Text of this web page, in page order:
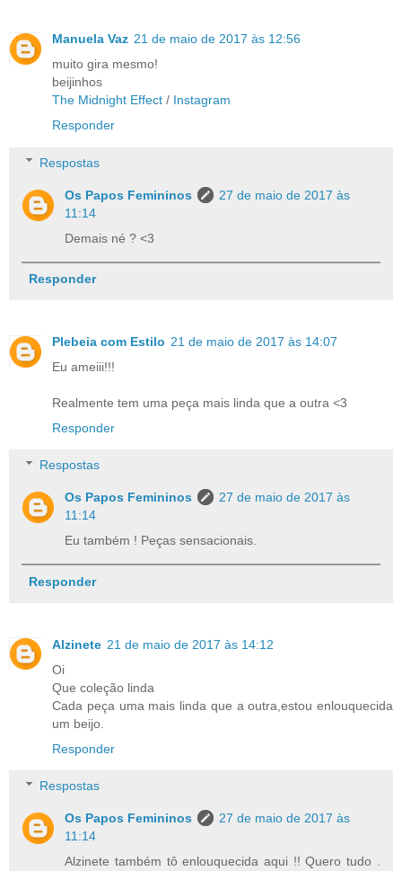
Manuela Vaz 21 de maio de 2017 às 12:56
muito gira mesmo!
beijinhos
The Midnight Effect / Instagram
Responder
Respostas
Os Papos Femininos
27 de maio de 2017 às
11:14
Demais né ? <3
Responder
Plebeia com Estilo 21 de maio de 2017 às 14:07
Eu ameiii!!!
Realmente tem uma peça mais linda que a outra <3
Responder
Respostas
Os Papos Femininos
27 de maio de 2017 às
11:14
Eu também ! Peças sensacionais.
Responder
Alzinete 21 de maio de 2017 às 14:12
Oi
Que coleção linda
Cada peça uma mais linda que a outra,estou enlouquecida
um beijo.
Responder
Respostas
Os Papos Femininos
27 de maio de 2017 às
11:14
Alzinete também tô enlouquecida aqui !! Quero tudo .